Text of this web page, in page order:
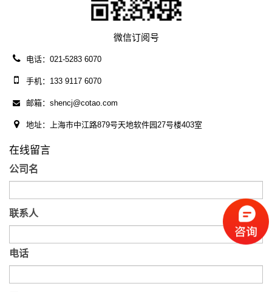
微信订阅号
电话：021-5283 6070
手机：133 9117 6070
邮箱：shencj@cotao.com
地址：上海市中江路879号天地软件园27号楼403室
在线留言
公司名
联系人
电话